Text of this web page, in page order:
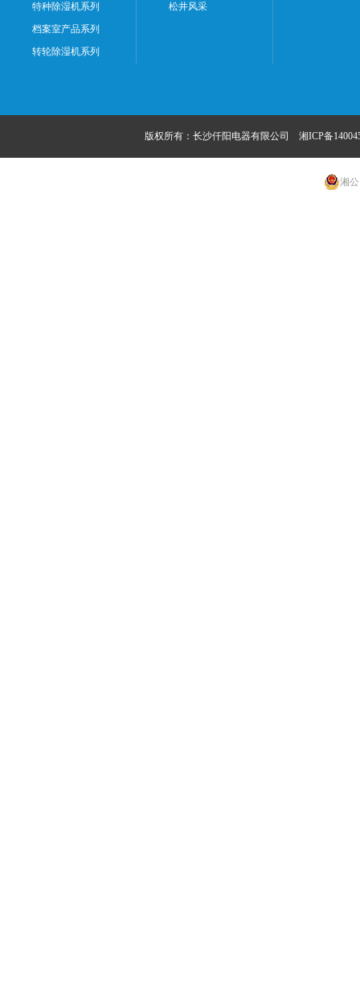
特种除湿机系列
档案室产品系列
转轮除湿机系列
松井风采
版权所有：长沙仟阳电器有限公司 湘ICP备
湘公